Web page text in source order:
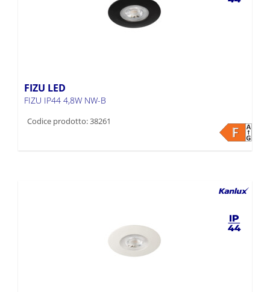
FIZU LED
FIZU IP44 4,8W NW-B
Codice prodotto: 38261